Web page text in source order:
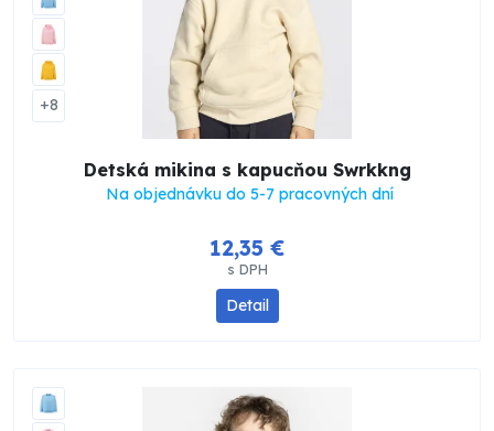
+8
Detská mikina s kapucňou Swrkkng
Na objednávku do 5-7 pracovných dní
12,35 €
s DPH
Detail